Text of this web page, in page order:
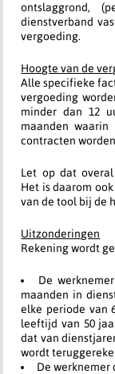
ontslaggrond,
dienstverband
vergoeding.
Hoogte van de
Alle specifieke
vergoeding
minder dan 12
maanden
contracten
Let op dat
Het is daarom
van de tool bij de
Uitzonderingen
Rekening wordt
De
maanden in
elke periode van
leeftijd van 50
dat van
wordt
De werknemer